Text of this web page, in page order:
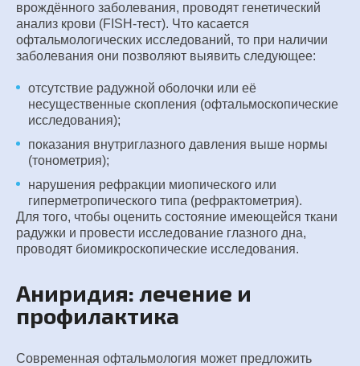
врождённого заболевания, проводят генетический
анализ крови (FISH-тест). Что касается
офтальмологических исследований, то при наличии
заболевания они позволяют выявить следующее:
отсутствие радужной оболочки или её
несущественные скопления (офтальмоскопические
исследования);
показания внутриглазного давления выше нормы
(тонометрия);
нарушения рефракции миопического или
гиперметропического типа (рефрактометрия).
Для того, чтобы оценить состояние имеющейся ткани
радужки и провести исследование глазного дна,
проводят биомикроскопические исследования.
Аниридия: лечение и
профилактика
Современная офтальмология может предложить